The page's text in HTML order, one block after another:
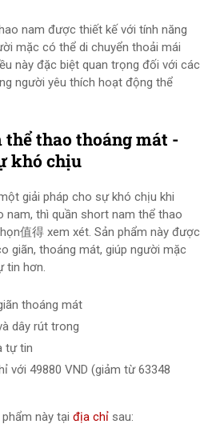
nam được thiết kế với tính năng
mặc có thể di chuyển thoải mái
này đặc biệt quan trọng đối với các
người yêu thích hoạt động thể
thể thao thoáng mát -
khó chịu
giải pháp cho sự khó chịu khi
nam, thì quần short nam thể thao
值得 xem xét. Sản phẩm này được
giãn, thoáng mát, giúp người mặc
tin hơn.
thoáng mát
dây rút trong
tự tin
với 49880 VND (giảm từ 63348
này tại địa chỉ sau: